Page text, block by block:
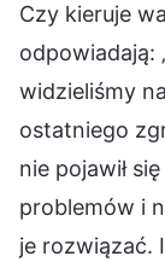
Czy kieruje
odpowiadają:
widzieliśmy
ostatniego
nie pojawił
problemów i
je rozwiązać.